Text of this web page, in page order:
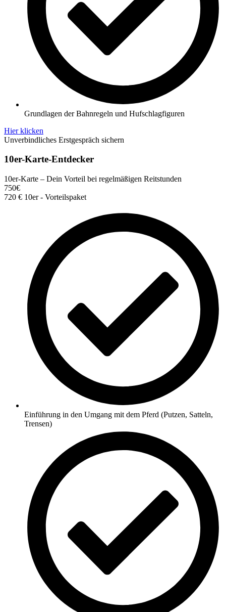
Grundlagen der Bahnregeln und Hufschlagfiguren
Hier klicken
Unverbindliches Erstgespräch sichern
10er-Karte-Entdecker
10er-Karte – Dein Vorteil bei regelmäßigen Reitstunden
750€
720 € 10er - Vorteilspaket
Einführung in den Umgang mit dem Pferd (Putzen, Satteln,
Trensen)